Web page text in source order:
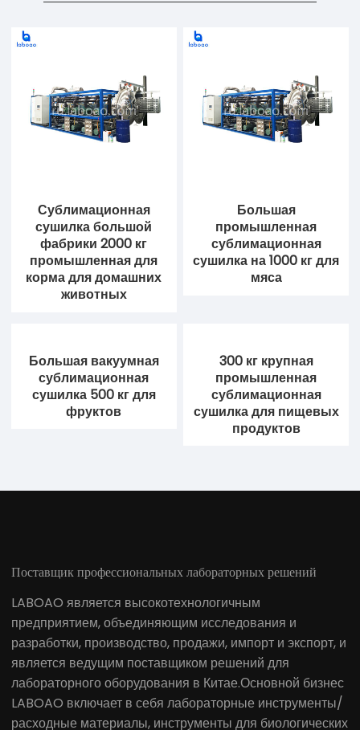
Сублимационная
сушилка большой
фабрики 2000 кг
промышленная для
корма для домашних
животных
Большая
промышленная
сублимационная
сушилка на 1000 кг для
мяса
Большая вакуумная
сублимационная
сушилка 500 кг для
фруктов
300 кг крупная
промышленная
сублимационная
сушилка для пищевых
продуктов
Поставщик профессиональных лабораторных решений
LABOAO является высокотехнологичным
предприятием, объединяющим исследования и
разработки, производство, продажи, импорт и экспорт, и
является ведущим поставщиком решений для
лабораторного оборудования в Китае.Основной бизнес
LABOAO включает в себя лабораторные инструменты/
расходные материалы, инструменты для биологических